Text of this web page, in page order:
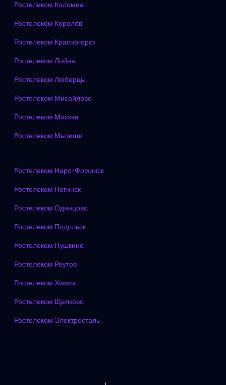
Ростелеком Коломна
Ростелеком Королёв
Ростелеком Красногорск
Ростелеком Лобня
Ростелеком Люберцы
Ростелеком Мисайлово
Ростелеком Москва
Ростелеком Мытищи
Ростелеком Наро-Фоминск
Ростелеком Ногинск
Ростелеком Одинцово
Ростелеком Подольск
Ростелеком Пушкино
Ростелеком Реутов
Ростелеком Химки
Ростелеком Щелково
Ростелеком Электросталь